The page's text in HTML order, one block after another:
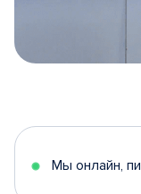
5
Мы онлайн,